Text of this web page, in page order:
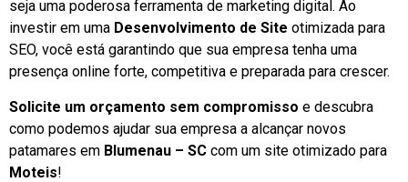
seja uma poderosa ferramenta de marketing digital. Ao
investir em uma Desenvolvimento de Site otimizada para
SEO, você está garantindo que sua empresa tenha uma
presença online forte, competitiva e preparada para crescer.
Solicite um orçamento sem compromisso e descubra
como podemos ajudar sua empresa a alcançar novos
patamares em Blumenau – SC com um site otimizado para
Moteis!